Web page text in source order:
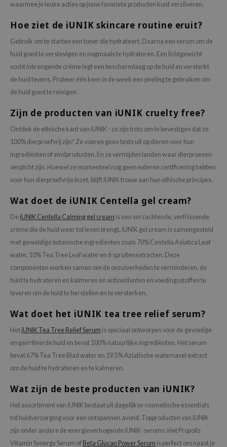
waarmee je leuke acties op jouw favoriete producten kunt verzilveren.
Hoe ziet de iUNIK skincare routine eruit?
Gebruik om te starten een toner die hydrateert. Daarna een serum om de
huid goed te verstevigen en nogmaals te hydrateren. Een lichtgewicht
vocht inbrengende crème legt een beschermlaag op de huid en versterkt
de huid tevens. Probeer één keer in de week een peeling te gebruiken om
de huid goed te reinigen.
Zijn de producten van iUNIK cruelty free?
Ontdek de ethische kant van iUNIK - ze zijn trots om te bevestigen dat ze
100% dierproefvrij zijn! Ze voeren geen tests uit op dieren voor hun
ingrediënten of eindproducten. En ze vermijden landen waar dierproeven
verplicht zijn. Hoewel ze momenteel nog geen externe certificering hebben
voor hun dierproefvrije inzet, blijft iUNIK trouw aan hun ethische principes.
Wat doet de iUNIK Centella gel cream?
De iUNIK Centella Calming gel cream is een verzachtende, verfrissende
crème die de huid weer tot leven brengt. iUNIK gel cream is samengesteld
met geweldige botanische ingrediënten zoals 70% Centella Asiatica Leaf
water, 10% Tea Tree Leaf water en 6 spruitenextracten. Deze
componenten werken samen om de onzuiverheden te verminderen, de
huid te hydrateren en kalmeren en antioxidanten en voedingsstoffen te
leveren om de huid te herstellen en te versterken.
Wat doet het iUNIK tea tree relief serum?
Het iUNIK Tea Tree Relief Serum is speciaal ontworpen voor de gevoelige
en geïrriteerde huid en bevat 100% natuurlijke ingrediënten. Het serum
bevat 67% Tea Tree Blad water en 19,5% Aziatische waternavel extract
om de huid te hydrateren en te kalmeren.
Wat zijn de beste producten van iUNIK?
Het assortiment van iUNIK bestaat uit dagelijkse cosmetische essentials
tot huidverzorging voor een ontspannen avond. Topproducten van iUNIK
zijn onder andere de energieverhogende iUNIK-serums. Het Propolis
Vitamin Synergy Serum of Beta Glucan Power Serum is perfect om naast je